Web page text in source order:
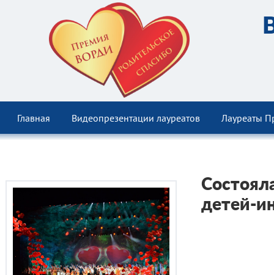
Главная Видеопрезентации лауреатов Лауреаты
детей-